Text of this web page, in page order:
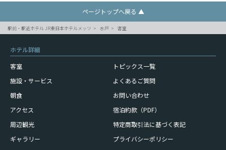
ページトップへ戻る ▲
駅前・駅近ホテル JR東日本ホテルメッツ 水戸 客室
ホテル詳細
客室
施設・サービス
朝食
アクセス
周辺観光
ギャラリー
トピックス一覧
よくあるご質問
お問い合わせ
宿泊約款（PDF）
特定商取引法に基づく表記
プライバシーポリシー